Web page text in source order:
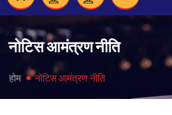
नोटिस आमंत्रण नीति
होम नोटिस आमंत्रण नीति